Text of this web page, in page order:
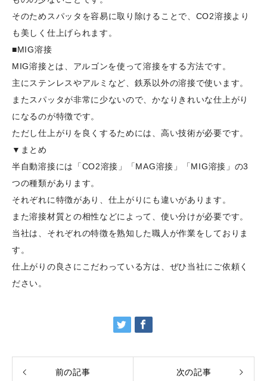
そのためスパッタを容易に取り除けることで、CO2溶接より
も美しく仕上げられます。
■MIG溶接
MIG溶接とは、アルゴンを使って溶接をする方法です。
主にステンレスやアルミなど、鉄系以外の溶接で使います。
またスパッタが非常に少ないので、かなりきれいな仕上がり
になるのが特徴です。
ただし仕上がりを良くするためには、高い技術が必要です。
▼まとめ
半自動溶接には「CO2溶接」「MAG溶接」「MIG溶接」の3
つの種類があります。
それぞれに特徴があり、仕上がりにも違いがあります。
また溶接材質との相性などによって、使い分けが必要です。
当社は、それぞれの特徴を熟知した職人が作業をしておりま
す。
仕上がりの良さにこだわっている方は、ぜひ当社にご依頼く
ださい。
前の記事 次の記事